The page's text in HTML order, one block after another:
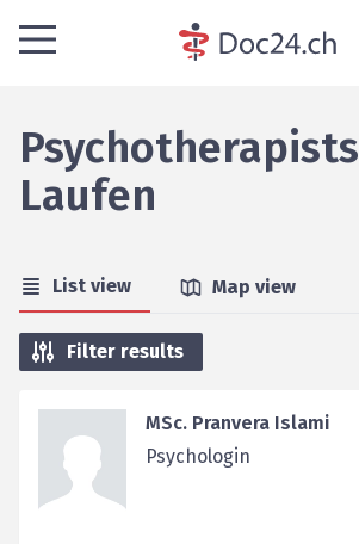
Psychotherapists
Laufen
List view Map view
Filter results
MSc. Pranvera Islami
Psychologin